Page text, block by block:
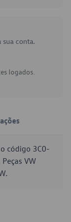
sua conta.
logados.
código 3C0-
VW